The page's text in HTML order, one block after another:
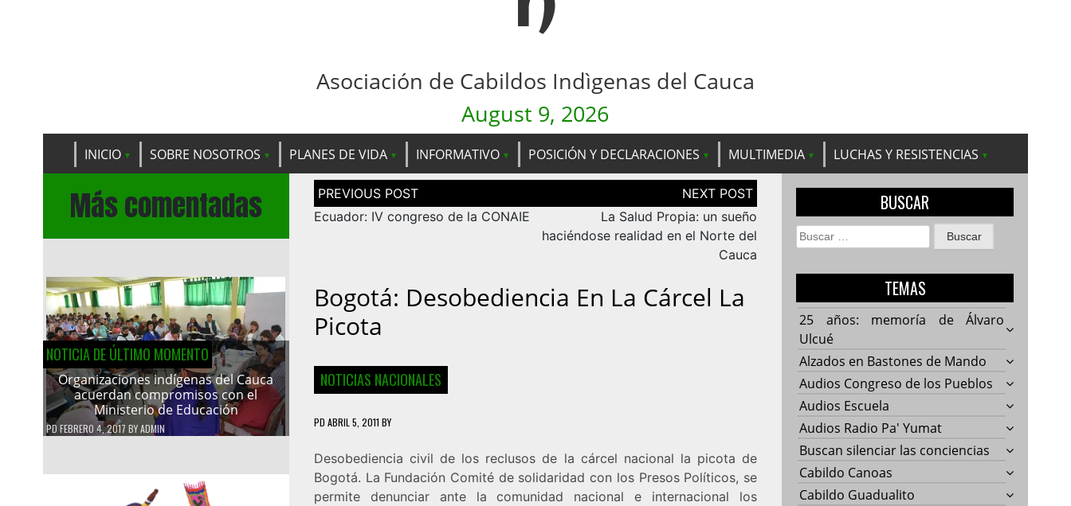
Asociación de Cabildos Indìgenas del Cauca
August 9, 2026
INICIO SOBRE NOSOTROS PLANES DE VIDA INFORMATIVO POSICIÓN Y DECLARACIONES MULTIMEDIA LUCHAS Y RESISTENCIAS
Más comentadas
NOTICIA DE ÚLTIMO MOMENTO
Organizaciones indígenas del Cauca
acuerdan compromisos con el
Ministerio de Educación
PD FEBRERO 4, 2017 BYADMIN
Navegación
de
entradas
Ecuador: IV congreso de la CONAIE
La Salud Propia: un sueño
haciéndose realidad en el Norte del
Cauca
Bogotá: Desobediencia En La Cárcel La
Picota
NOTICIAS NACIONALES
PD ABRIL 5, 2011 BY
Desobediencia civil de los reclusos de la cárcel nacional la picota de
Bogotá. La Fundación Comité de solidaridad con los Presos Políticos, se
permite denunciar ante la comunidad nacional e internacional los
BUSCAR
Buscar:
TEMAS
25 años: memoría de Álvaro
Ulcué
Alzados en Bastones de Mando
Audios Congreso de los Pueblos
Audios Escuela
Audios Radio Pa' Yumat
Buscan silenciar las conciencias
Cabildo Canoas
Cabildo Guadualito